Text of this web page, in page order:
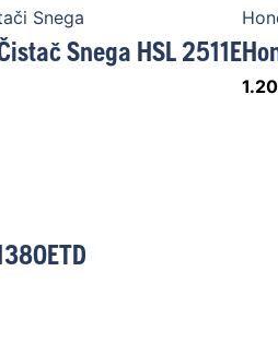
Snega
Snega HSL 2511E